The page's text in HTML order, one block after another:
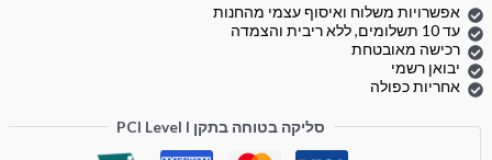
אפשרויות משלוח ואיסוף עצמי מהחנות
עד 10 תשלומים, ללא ריבית והצמדה
רכישה מאובטחת
יבואן רשמי
אחריות כפולה
סליקה בטוחה בתקן PCI Level I